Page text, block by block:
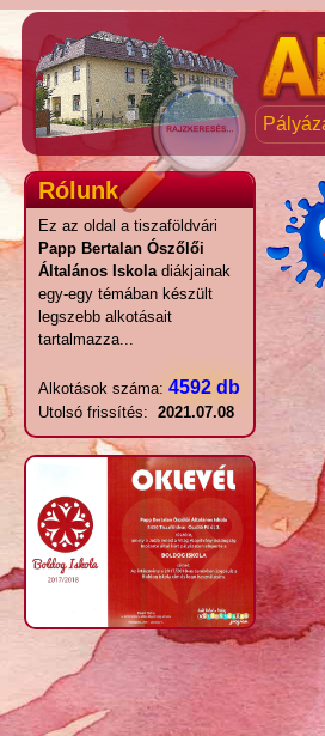
Rólunk
Ez az oldal a tiszaföldvári
Papp Bertalan Ószőlői
Általános Iskoladiákjainak
egy-egy témában készült
legszebb alkotásait
tartalmazza...
Alkotások száma: 4592 db
Utolsó frissítés: 2021.07.08